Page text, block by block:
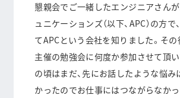
懇親会でご一緒したエンジニアさん
ュニケーションズ（以下、APC）の方で
てAPCという会社を知りました。そ
主催の勉強会に何度か参加させて頂
の頃はまだ、先にお話したような悩み
かったのでお仕事にはつながらなかっ